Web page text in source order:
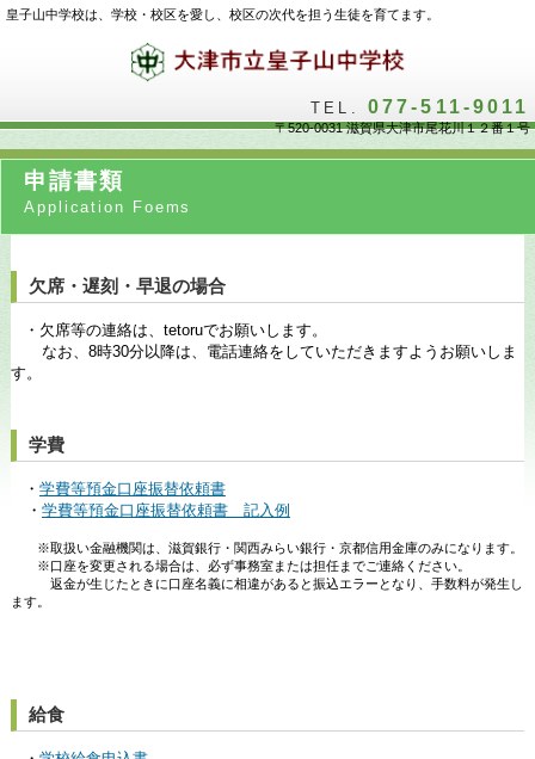
皇子山中学校は、学校・校区を愛し、校区の次代を担う生徒を育てます。
TEL. 077-511-9011
〒520-0031 滋賀県大津市尾花川１２番１号
申請書類
Application Foems
欠席・遅刻・早退の場合
・欠席等の連絡は、tetoruでお願いします。
なお、8時30分以降は、電話連絡をしていただきますようお願いしま
す。
学費
・ 学費等預金口座振替依頼書
・ 学費等預金口座振替依頼書 記入例
※取扱い金融機関は、滋賀銀行・関西みらい銀行・京都信用金庫のみになります。
※口座を変更される場合は、必ず事務室または担任までご連絡ください。
返金が生じたときに口座名義に相違があると振込エラーとなり、手数料が発生し
ます。
給食